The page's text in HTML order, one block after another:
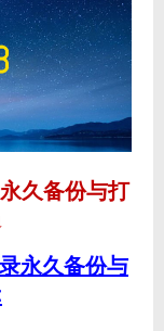
久备份与打
永久备份与